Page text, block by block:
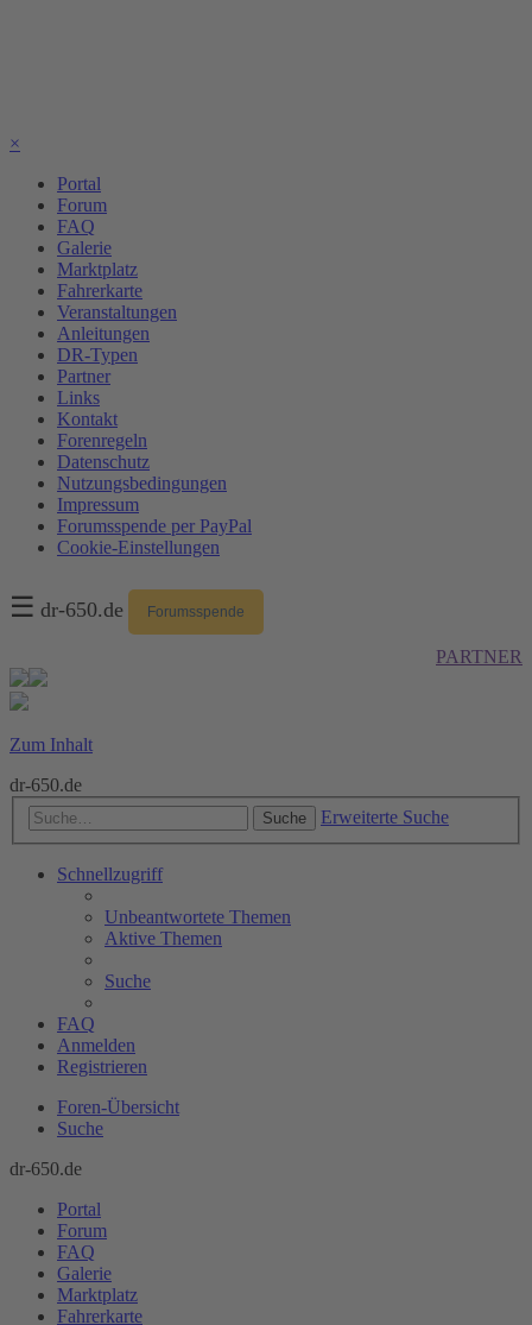
×
Portal
Forum
FAQ
Galerie
Marktplatz
Fahrerkarte
Veranstaltungen
Anleitungen
DR-Typen
Partner
Links
Kontakt
Forenregeln
Datenschutz
Nutzungsbedingungen
Impressum
Forumsspende per PayPal
Cookie-Einstellungen
☰ dr-650.de Forumsspende
PARTNER
Zum Inhalt
dr-650.de
Suche Erweiterte Suche
Schnellzugriff
Unbeantwortete Themen
Aktive Themen
Suche
FAQ
Anmelden
Registrieren
Foren-Übersicht
Suche
dr-650.de
Portal
Forum
FAQ
Galerie
Marktplatz
Fahrerkarte